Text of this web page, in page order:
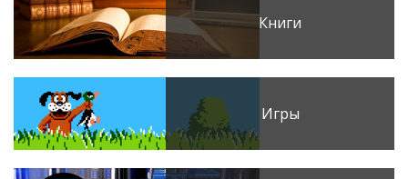
Книги
Игры